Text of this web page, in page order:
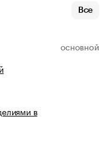
Все
ОСНОВНОЙ
в